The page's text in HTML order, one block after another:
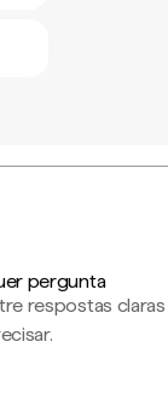
pergunta
respostas